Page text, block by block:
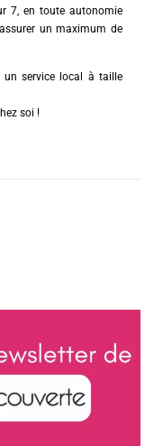
7, en toute autonomie
un maximum de
un service local à taille
soi !